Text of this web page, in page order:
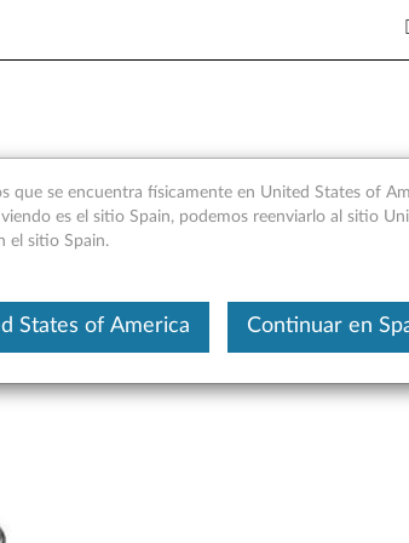
(4XB0L67024,
de servicio
Este es un artículo traducido
que se encuentra físicamente en United States of
es el sitio Spain, podemos reenviarlo al sitio
el sitio Spain.
States of America Continuar en